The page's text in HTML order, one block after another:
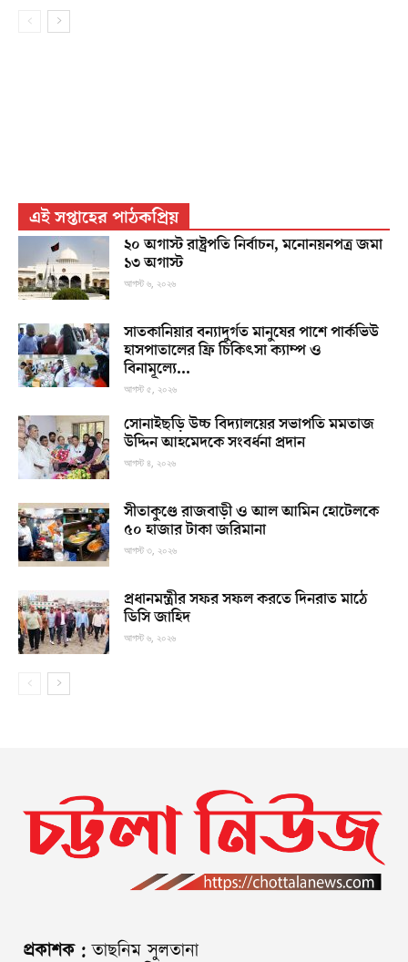
এই সপ্তাহের পাঠকপ্রিয়
২০ অগাস্ট রাষ্ট্রপতি নির্বাচন, মনোনয়নপত্র জমা
১৩ অগাস্ট
আগস্ট ৬, ২০২৬
সাতকানিয়ার বন্যাদুর্গত মানুষের পাশে পার্কভিউ
হাসপাতালের ফ্রি চিকিৎসা ক্যাম্প ও
বিনামূল্যে...
আগস্ট ৫, ২০২৬
সোনাইছড়ি উচ্চ বিদ্যালয়ের সভাপতি মমতাজ
উদ্দিন আহমেদকে সংবর্ধনা প্রদান
আগস্ট ৪, ২০২৬
সীতাকুণ্ডে রাজবাড়ী ও আল আমিন হোটেলকে
৫০ হাজার টাকা জরিমানা
আগস্ট ৩, ২০২৬
প্রধানমন্ত্রীর সফর সফল করতে দিনরাত মাঠে
ডিসি জাহিদ
আগস্ট ৬, ২০২৬
প্রকাশক : তাছনিম সুলতানা